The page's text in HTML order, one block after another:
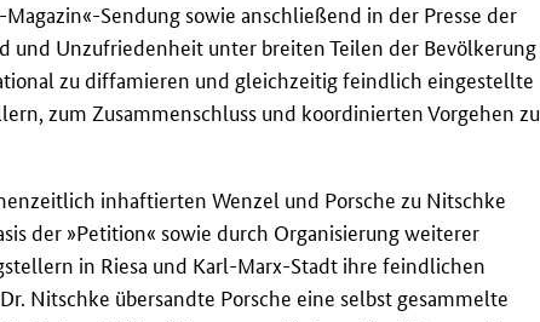
-Magazin«-Sendung sowie anschließend in der Presse der
Unzufriedenheit unter breiten Teilen der Bevölkerung
zu diffamieren und gleichzeitig feindlich eingestellte
zum Zusammenschluss und koordinierten Vorgehen zu
inhaftierten Wenzel und Porsche zu Nitschke
der »Petition« sowie durch Organisierung weiterer
in Riesa und Karl-Marx-Stadt ihre feindlichen
Nitschke übersandte Porsche eine selbst gesammelte